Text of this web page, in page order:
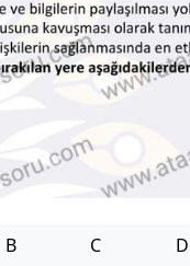
B C D